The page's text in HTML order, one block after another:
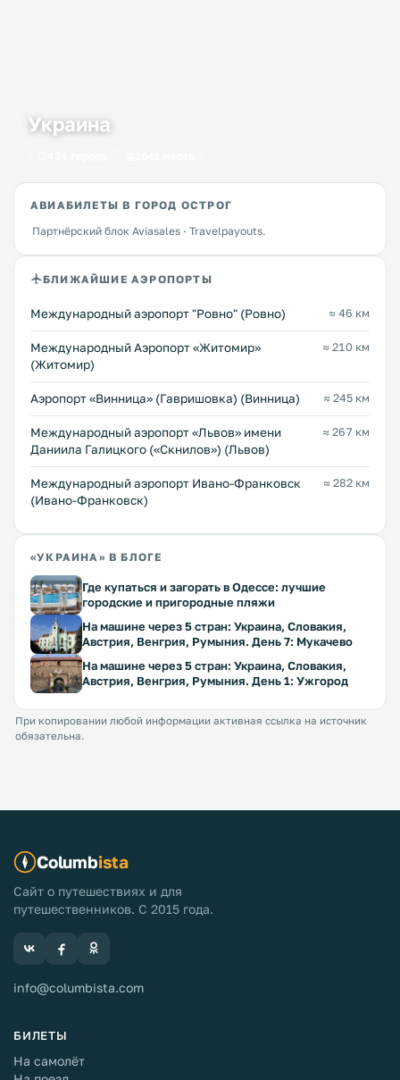
Украина
АВИАБИЛЕТЫ В ГОРОД ОСТРОГ
Партнёрский блок Aviasales · Travelpayouts.
БЛИЖАЙШИЕ АЭРОПОРТЫ
Междунарoдный аэропорт "Ровно" (Ровно) ≈ 46 км
Международный Аэропорт «Житомир»
(Житомир)
≈ 210 км
Аэропорт «Винница» (Гавришовка) (Винница) ≈ 245 км
Междунарoдный аэропорт «Львов» имени
Даниила Галицкого («Скнилов») (Львов)
≈ 267 км
Международный аэропорт Ивано-Франковск
(Ивано-Франковск)
≈ 282 км
«УКРАИНА» В БЛОГЕ
Где купаться и загорать в Одессе: лучшие
городские и пригородные пляжи
На машине через 5 стран: Украина, Словакия,
Австрия, Венгрия, Румыния. День 7: Мукачево
На машине через 5 стран: Украина, Словакия,
Австрия, Венгрия, Румыния. День 1: Ужгород
При копировании любой информации активная ссылка на источник
обязательна.
Columbista
Сайт о путешествиях и для
путешественников. С 2015 года.
info@columbista.com
БИЛЕТЫ
На самолёт